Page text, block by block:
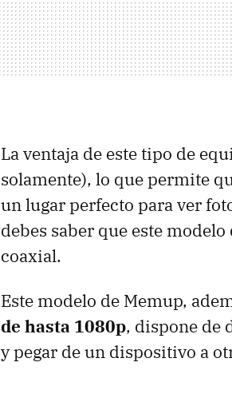
La ventaja de este tipo de
solamente), lo que permite
un lugar perfecto para ver
debes saber que este
coaxial.
Este modelo de Memup,
de hasta 1080p, dispone de
y pegar de un dispositivo a